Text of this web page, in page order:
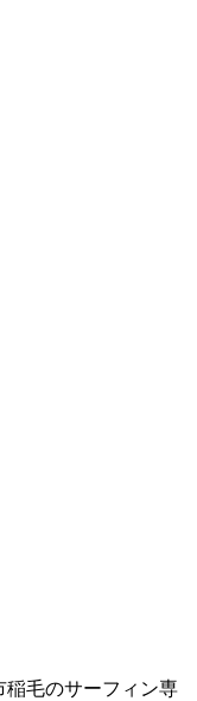
稲毛のサーフィン専